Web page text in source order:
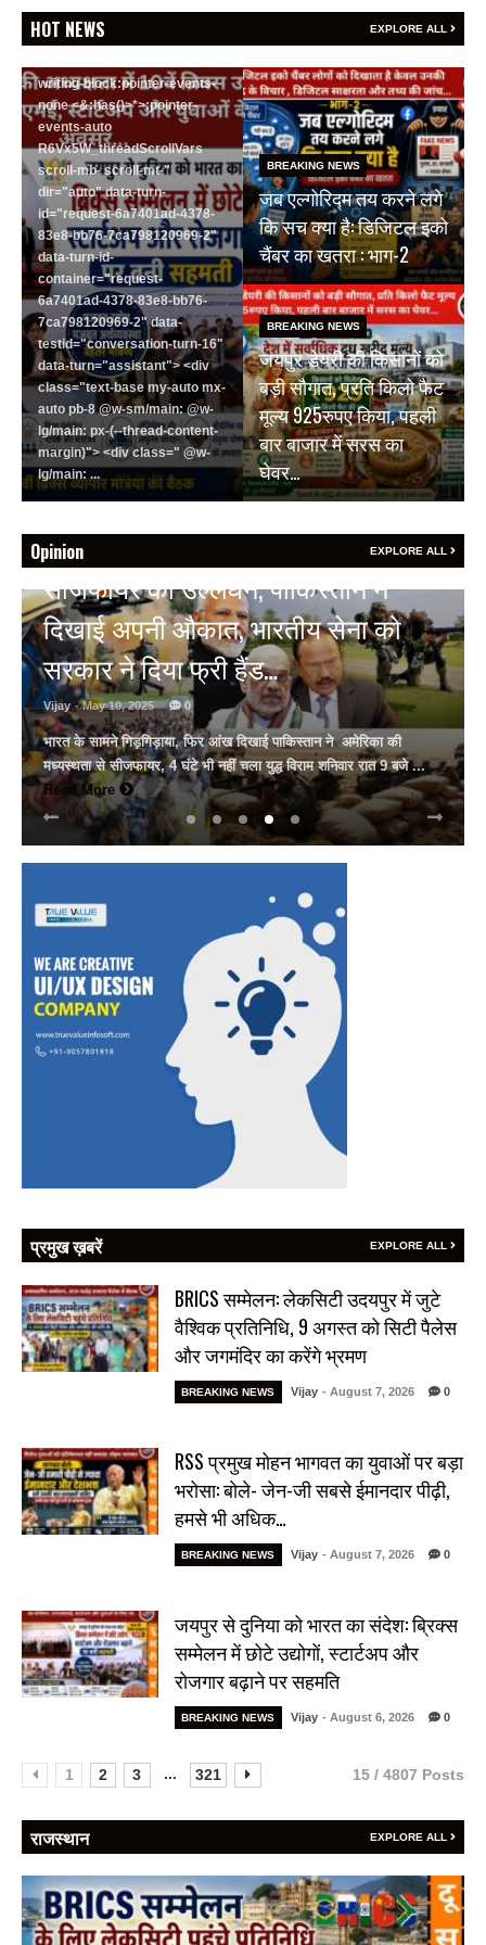
HOT NEWS EXPLORE ALL
text-primary w-full
writing-block:pointer-events-
none <&:has()>*>:pointer-
events-auto
R6Vx5W_threadScrollVars
scroll-mb- scroll-mt-"
dir="auto" data-turn-
id="request-6a7401ad-4378-
83e8-bb76-7ca798120969-2"
data-turn-id-
container="request-
6a7401ad-4378-83e8-bb76-
7ca798120969-2" data-
testid="conversation-turn-16"
data-turn="assistant"> <div
class="text-base my-auto mx-
auto pb-8 @w-sm/main: @w-
lg/main: px-(--thread-content-
margin)"> <div class=" @w-
lg/main: ...
Read More
BREAKING NEWS
जब एल्गोरिद्म तय करने लगे
कि सच क्या है: डिजिटल इको
चैंबर का खतरा : भाग-2
BREAKING NEWS
जयपुर डेयरी की किसानों को
बड़ी सौगात, प्रति किलो फैट
मूल्य 925रुपए किया, पहली
बार बाजार में सरस का
घेवर…
Opinion EXPLORE ALL
अल्बर्ट हॉल पर राजस्थान दिवस समारोह,
राजस्थानी लोक कलाकारों ने बांधा समां…
Vijay - March 30, 2025
अल्बर्ट हॉल पर राज्यस्तरीय सांस्कृतिक संध्या का भव्य आयोजन, उमड़ा जन
सैलाब राज्यपाल हरिभाऊ किसनराव बागडे़, मुख्यमंत्री भजनलाल शर्मा और उप
मुख्यमंत्री दिया कुमारी पहुंचे ... Read More
प्रमुख ख़बरें EXPLORE ALL
BRICS सम्मेलन: लेकसिटी उदयपुर में जुटे
वैश्विक प्रतिनिधि, 9 अगस्त को सिटी पैलेस
और जगमंदिर का करेंगे भ्रमण
BREAKING NEWS Vijay - August 7, 2026 0
RSS प्रमुख मोहन भागवत का युवाओं पर बड़ा
भरोसा: बोले- जेन-जी सबसे ईमानदार पीढ़ी,
हमसे भी अधिक…
BREAKING NEWS Vijay - August 7, 2026 0
जयपुर से दुनिया को भारत का संदेश: ब्रिक्स
सम्मेलन में छोटे उद्योगों, स्टार्टअप और
रोजगार बढ़ाने पर सहमति
BREAKING NEWS Vijay - August 6, 2026 0
1 2 3 ... 321 15 / 4807 Posts
राजस्थान EXPLORE ALL